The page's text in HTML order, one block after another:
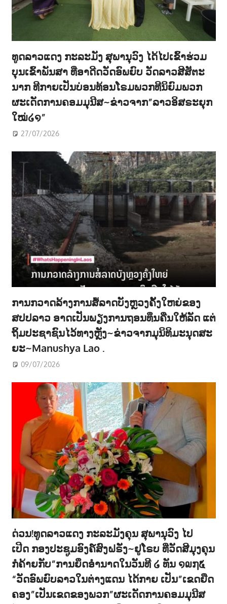
ທູດລາວແດງ ກະລະມັງ ສຸພານຸວົງ ໄດ້ໄປເຂົ້າຮ່ວມ
ບຸນເຂົ້າພັນສາ ທີ່ອາດີດວັດອົພຍົບ ວັດລາວສີສັຕະ
ນາກ ທີກາຍເປັນບ່ອນທ້ອນໂຣມພວກທີນິຍົມພວກ
ຜະເດັດການຄອມມຸນີສ~ຂ່າວຈາກ”ລາວອິສຣະຍຸກ
ໃໝ່໒໑”
27/07/2026
ການກວາດລ້າງການສໍ້ລາດບັງຫຼວງຄັ້ງໃຫຍ່ຂອງ
ສປປລາວ ອາດເປັນພຽງການຖອນທຶນຄືນໃຫ້ລັດ ແຕ່
ຖິ້ມປະຊາຊົນໄວ້ທາງຫຼັງ~ຂ່າວຈາກມຸນິທິມະນຸດສະ
ຍະ~Manushya Lao .
09/07/2026
ດ່ວນ!ທູດລາວແດງ ກະລະມັງຄຸນ ສຸພານຸວົງ ໄປ
ເປີດ ກອງປະຊູມອົງຄ໌ສົງຝຣັ່ງ~ຢູໂຣບ ທີ່ວັດສີມຸງຄຸນ
ກໍຄ້າຍກັບ”ການຍຶດອຳນາດໃນວັນທີ ໒ ທັນ ໑໙໗໕
“ວັດອົພຍົບລາວໃນຕ່າງແດນ ໄດ້ກາຍ ເປັນ”ເຂດຍືດ
ຄອງ”ເປັນເຂດຂອງພວກ”ຜະເດັດການຄອມມຸນີສ